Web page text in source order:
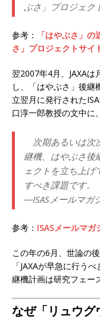
ぶさ」プロジェク
参考：
「はやぶさ」
さ」プロジェクトサイ
翌2007年4月、JAXAは
し、「はやぶさ」後継
立翌月に発行された
口淳一郎教授の文中に
次期あるいは次
継機、はやぶさ後
ェクトを立ち上げ
すべき課題です。
―ISASメールマガ
参考： ISASメールマガ
この年の6月、世論の
「JAXAが早急に行う
継機計画は研究フェー
なぜ「リュウグ